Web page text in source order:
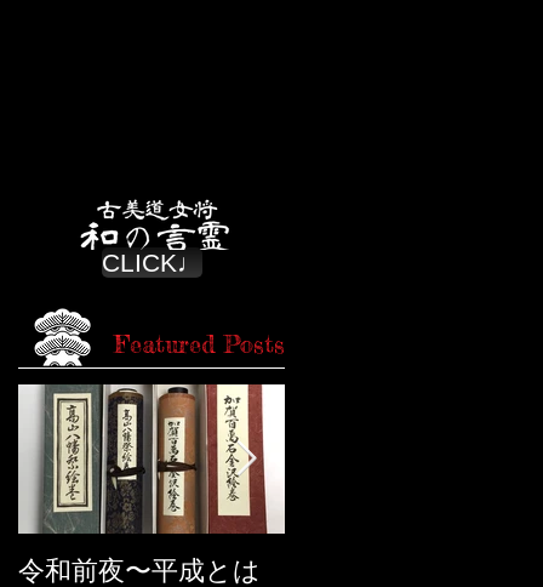
CLICK♩
Featured Posts
令和前夜〜平成とは